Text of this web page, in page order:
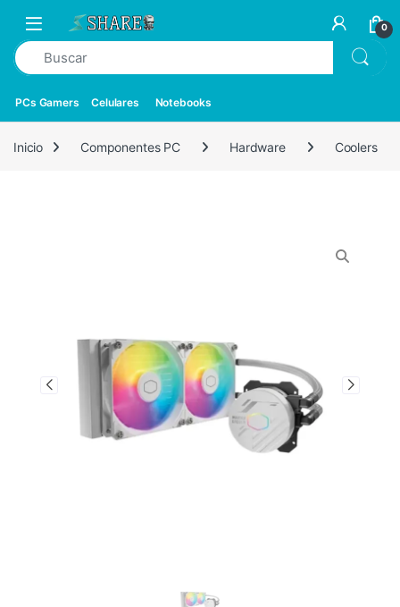
0
PCs Gamers Celulares Notebooks
Inicio Componentes PC Hardware Coolers